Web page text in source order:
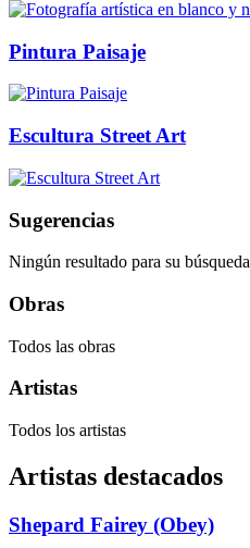
Pintura Paisaje
Escultura Street Art
Sugerencias
Ningún resultado para su búsqueda
Obras
Todos las obras
Artistas
Todos los artistas
Artistas destacados
Shepard Fairey (Obey)